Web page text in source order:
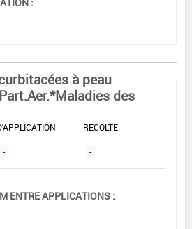
à peau
des
RÉCOLTE
- -
ENTRE APPLICATIONS :